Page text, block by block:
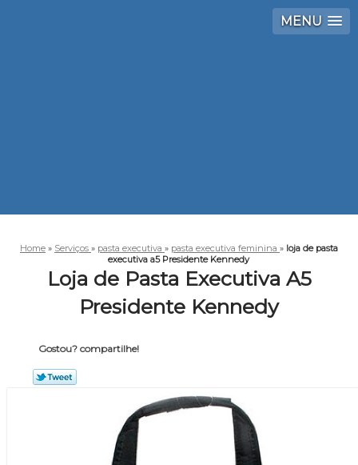
MENU
Home » Serviços » pasta executiva » pasta executiva feminina » loja de pasta
executiva a5 Presidente Kennedy
Loja de Pasta Executiva A5
Presidente Kennedy
Gostou? compartilhe!